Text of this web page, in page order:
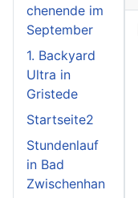
chenende im
September
1. Backyard
Ultra in
Gristede
Startseite2
Stundenlauf
in Bad
Zwischenhan